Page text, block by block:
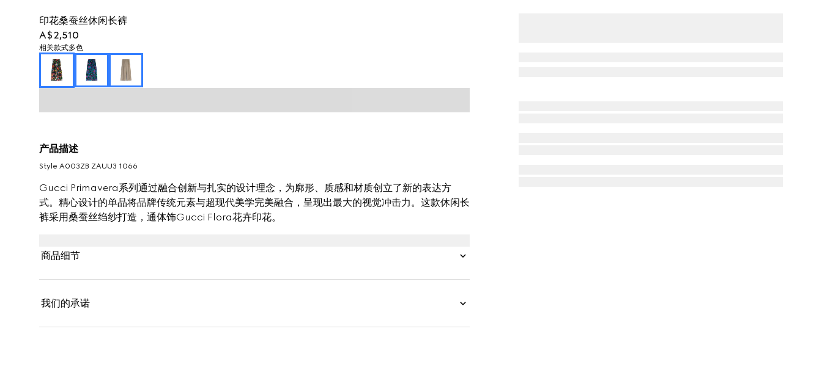
印花桑蚕丝休闲长裤
A$2,510
相关款式多色
产品描述
Style ‎A003ZB ZAUU3 1066
Gucci Primavera系列通过融合创新与扎实的设计理念，为廓形、质感和材质创立了新的表达方
式。精心设计的单品将品牌传统元素与超现代美学完美融合，呈现出最大的视觉冲击力。这款休闲长
裤采用桑蚕丝绉纱打造，通体饰Gucci Flora花卉印花。
商品细节
我们的承诺